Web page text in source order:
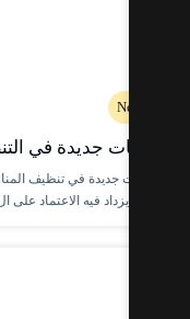
جديدة في التنظيف
جديدة في تنظيف المنازل:
فيه الاعتماد على ال..